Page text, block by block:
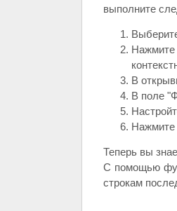
выполните
Нажмите
В
В поле
Теперь вы
С помощью
строкам